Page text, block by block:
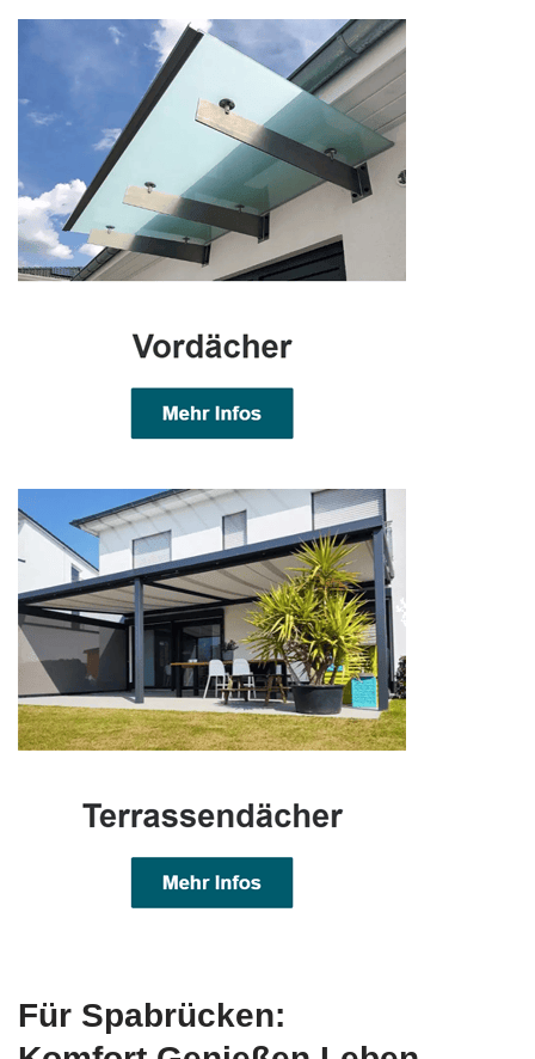
Für Spabrücken: